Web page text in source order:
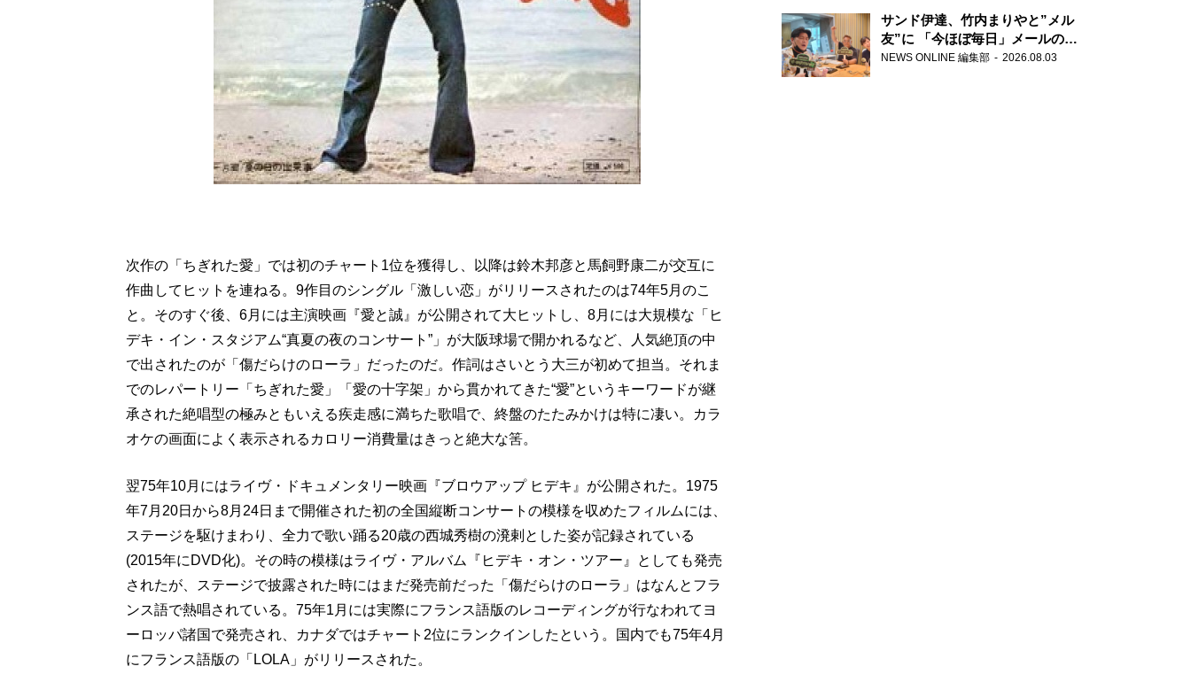
次作の「ちぎれた愛」では初のチャート1位を獲得し、以降は鈴木邦彦と馬飼野康二が交互に
作曲してヒットを連ねる。9作目のシングル「激しい恋」がリリースされたのは74年5月のこ
と。そのすぐ後、6月には主演映画『愛と誠』が公開されて大ヒットし、8月には大規模な「ヒ
デキ・イン・スタジアム“真夏の夜のコンサート”」が大阪球場で開かれるなど、人気絶頂の中
で出されたのが「傷だらけのローラ」だったのだ。作詞はさいとう大三が初めて担当。それま
でのレパートリー「ちぎれた愛」「愛の十字架」から貫かれてきた“愛”というキーワードが継
承された絶唱型の極みともいえる疾走感に満ちた歌唱で、終盤のたたみかけは特に凄い。カラ
オケの画面によく表示されるカロリー消費量はきっと絶大な筈。
翌75年10月にはライヴ・ドキュメンタリー映画『ブロウアップ ヒデキ』が公開された。1975
年7月20日から8月24日まで開催された初の全国縦断コンサートの模様を収めたフィルムには、
ステージを駆けまわり、全力で歌い踊る20歳の西城秀樹の溌剌とした姿が記録されている
(2015年にDVD化)。その時の模様はライヴ・アルバム『ヒデキ・オン・ツアー』としても発売
されたが、ステージで披露された時にはまだ発売前だった「傷だらけのローラ」はなんとフラ
ンス語で熱唱されている。75年1月には実際にフランス語版のレコーディングが行なわれてヨ
ーロッパ諸国で発売され、カナダではチャート2位にランクインしたという。国内でも75年4月
にフランス語版の「LOLA」がリリースされた。
サンド伊達、竹内まりやと”メル
友”に 「今ほぼ毎日」メールのや
り取り明かす
NEWS ONLINE 編集部 2026.08.03